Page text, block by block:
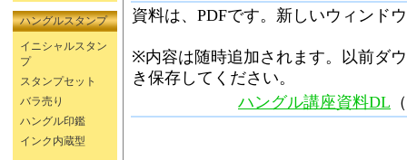
ハングルスタンプ
イニシャルスタン
プ
スタンプセット
バラ売り
ハングル印鑑
インク内蔵型
資料は、PDFです。新しいウィンド
※内容は随時追加されます。以前ダ
き保存してください。
ハングル講座資料DL